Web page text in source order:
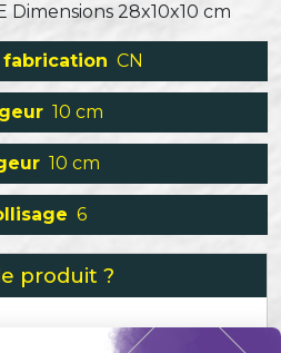
Dimensions 28x10x10 cm
fabrication CN
10 cm
10 cm
6
produit ?